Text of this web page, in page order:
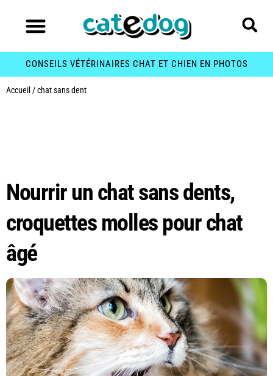
CONSEILS VÉTÉRINAIRES CHAT ET CHIEN EN PHOTOS
Accueil /chat sans dent
Nourrir un chat sans dents,
croquettes molles pour chat
âgé